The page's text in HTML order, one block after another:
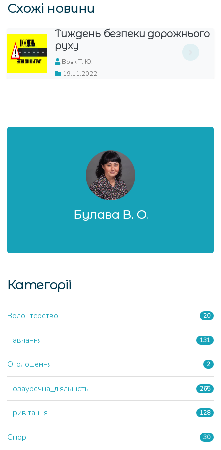
Схожі новини
Тиждень безпеки дорожнього
руху
Вовк Т. Ю.
19.11.2022
Булава В. О.
Категорії
Волонтерство 20
Навчання 131
Оголошення 2
Позаурочна_діяльність 265
Привітання 128
Спорт 30